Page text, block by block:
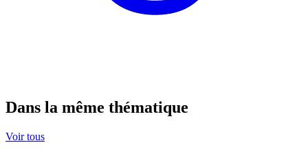
Dans la même thématique
Voir tous